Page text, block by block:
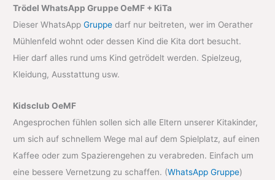
Trödel WhatsApp Gruppe OeMF + KiTa
Dieser WhatsAppGruppe darf nur beitreten, wer im Oerather
Mühlenfeld wohnt oder dessen Kind die Kita dort besucht.
Hier darf alles rund ums Kind getrödelt werden. Spielzeug,
Kleidung, Ausstattung usw.
Kidsclub OeMF
Angesprochen fühlen sollen sich alle Eltern unserer Kitakinder,
um sich auf schnellem Wege mal auf dem Spielplatz, auf einen
Kaffee oder zum Spazierengehen zu verabreden. Einfach um
eine bessere Vernetzung zu schaffen. (WhatsApp Gruppe)